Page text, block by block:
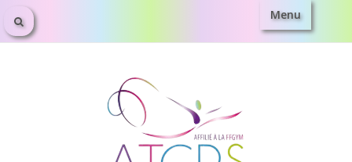
Menu